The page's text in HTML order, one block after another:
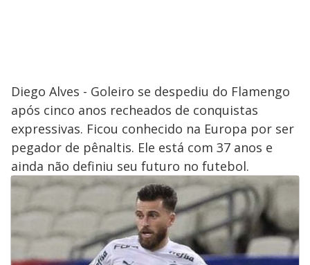
Diego Alves - Goleiro se despediu do Flamengo
após cinco anos recheados de conquistas
expressivas. Ficou conhecido na Europa por ser
pegador de pênaltis. Ele está com 37 anos e
ainda não definiu seu futuro no futebol.